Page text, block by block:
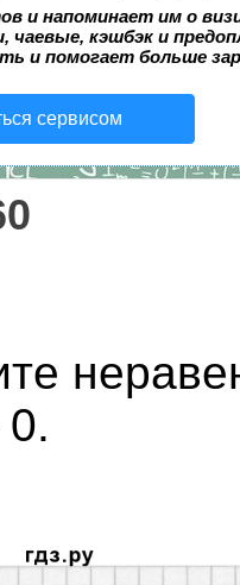
и напоминает им о
чаевые, кэшбэк и
и помогает больше
сервисом